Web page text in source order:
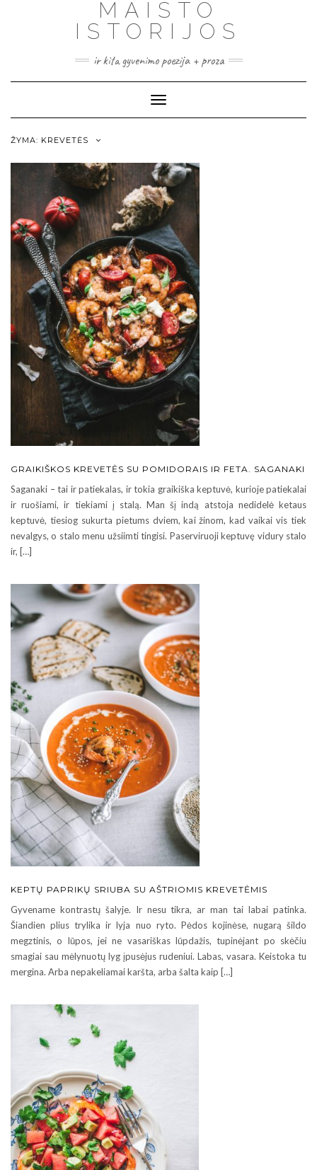
MAISTO
ISTORIJOS
ir kita gyvenimo poezija + proza
Toggle
Navigation
ŽYMA: KREVETĖS
GRAIKIŠKOS KREVETĖS SU POMIDORAIS IR FETA. SAGANAKI
Saganaki – tai ir patiekalas, ir tokia graikiška keptuvė, kurioje patiekalai
ir ruošiami, ir tiekiami į stalą. Man šį indą atstoja nedidelė ketaus
keptuvė, tiesiog sukurta pietums dviem, kai žinom, kad vaikai vis tiek
nevalgys, o stalo menu užsiimti tingisi. Paserviruoji keptuvę vidury stalo
ir, […]
KEPTŲ PAPRIKŲ SRIUBA SU AŠTRIOMIS KREVETĖMIS
Gyvename kontrastų šalyje. Ir nesu tikra, ar man tai labai patinka.
Šiandien plius trylika ir lyja nuo ryto. Pėdos kojinėse, nugarą šildo
megztinis, o lūpos, jei ne vasariškas lūpdažis, tupinėjant po skėčiu
smagiai sau mėlynuotų lyg įpusėjus rudeniui. Labas, vasara. Keistoka tu
mergina. Arba nepakeliamai karšta, arba šalta kaip […]